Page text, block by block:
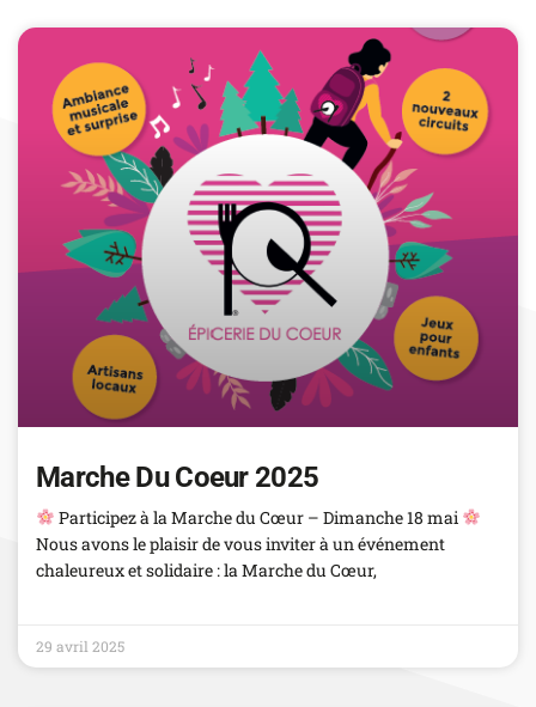
Marche Du Coeur 2025
Participez à la Marche du Cœur – Dimanche 18 mai
Nous avons le plaisir de vous inviter à un événement
chaleureux et solidaire : la Marche du Cœur,
29 avril 2025